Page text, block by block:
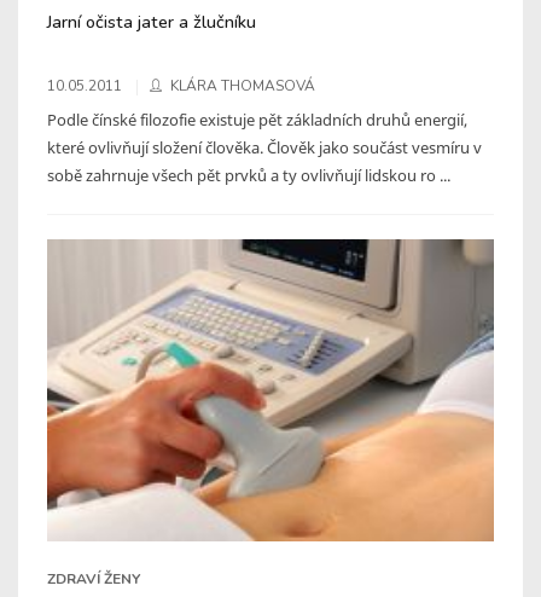
Jarní očista jater a žlučníku
10.05.2011 KLÁRA THOMASOVÁ
Podle čínské filozofie existuje pět základních druhů energií,
které ovlivňují složení člověka. Člověk jako součást vesmíru v
sobě zahrnuje všech pět prvků a ty ovlivňují lidskou ro ...
ZDRAVÍ ŽENY